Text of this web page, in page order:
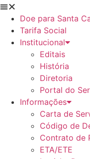
Doe para Santa
Tarifa Social
Institucional
Editais
História
Diretoria
Portal do
Informações
Carta de
Código de
Contrato de
ETA/ETE